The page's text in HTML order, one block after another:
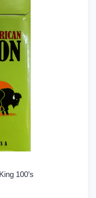
100’s